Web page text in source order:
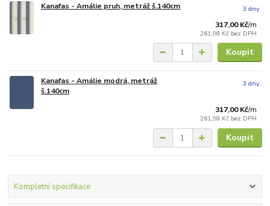
Kanafas - Amálie pruh, metráž š.140cm
317,00 Kč/m
261,98 Kč bez DPH
3 dny
Koupit
Kanafas - Amálie modrá, metráž
š.140cm
317,00 Kč/m
261,98 Kč bez DPH
3 dny
Koupit
Kompletní specifikace